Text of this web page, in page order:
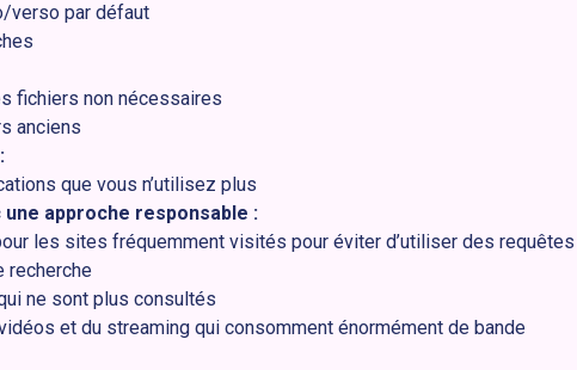
verso par défaut
fichiers non nécessaires
anciens
que vous n’utilisez plus
approche responsable :
les sites fréquemment visités pour éviter d’utiliser des requêtes
recherche
ne sont plus consultés
et du streaming qui consomment énormément de bande